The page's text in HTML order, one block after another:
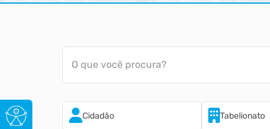
O que você procura?
Cidadão Tabelionato